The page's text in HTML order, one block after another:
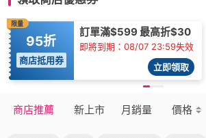
限量
95折
商店抵用券
訂單滿$599 最高折$30
即將到期：08/07 23:59失效
立即領取
商店推薦 新上市 月銷量 價格